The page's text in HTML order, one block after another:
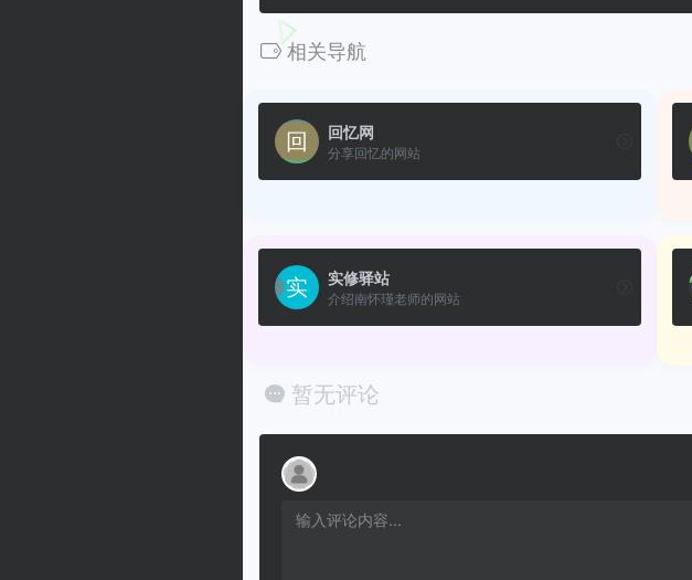
相关导航
回忆网
分享回忆的网站
实修驿站
介绍南怀瑾老师的网站
暂无评论